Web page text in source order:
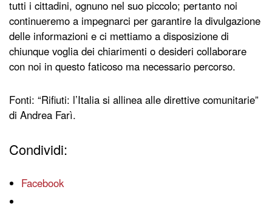
tutti i cittadini, ognuno nel suo piccolo; pertanto noi
continueremo a impegnarci per garantire la divulgazione
delle informazioni e ci mettiamo a disposizione di
chiunque voglia dei chiarimenti o desideri collaborare
con noi in questo faticoso ma necessario percorso.
Fonti: “Rifiuti: l’Italia si allinea alle direttive comunitarie”
di Andrea Farì.
Condividi:
Facebook